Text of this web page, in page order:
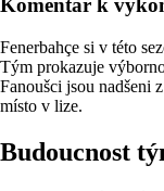
Komentář k
Fenerbahçe si v této
Tým prokazuje
Fanoušci jsou nadšeni
místo v lize.
Budoucnost